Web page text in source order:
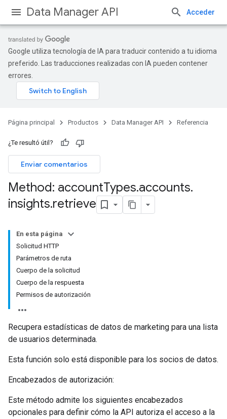
Data Manager API Acceder
Google utiliza tecnología de IA para traducir contenido a tu idioma
preferido. Las traducciones realizadas con IA pueden contener
errores.
Página principal Productos Data Manager API Referencia
¿Te resultó útil?
Enviar comentarios
Method: accountTypes.accounts.
insights.retrieve
En esta página
Solicitud HTTP
Parámetros de ruta
Cuerpo de la solicitud
Cuerpo de la respuesta
Permisos de autorización
Recupera estadísticas de datos de marketing para una lista
de usuarios determinada.
Esta función solo está disponible para los socios de datos.
Encabezados de autorización:
Este método admite los siguientes encabezados
opcionales para definir cómo la API autoriza el acceso a la